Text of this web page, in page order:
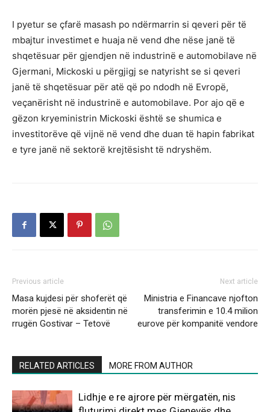
I pyetur se çfarë masash po ndërmarrin si qeveri për të
mbajtur investimet e huaja në vend dhe nëse janë të
shqetësuar për gjendjen në industrinë e automobilave në
Gjermani, Mickoski u përgjigj se natyrisht se si qeveri
janë të shqetësuar për atë që po ndodh në Evropë,
veçanërisht në industrinë e automobilave. Por ajo që e
gëzon kryeministrin Mickoski është se shumica e
investitorëve që vijnë në vend dhe duan të hapin fabrikat
e tyre janë në sektorë krejtësisht të ndryshëm.
Previous article
Masa kujdesi për shoferët që
morën pjesë në aksidentin në
rrugën Gostivar – Tetovë
Next article
Ministria e Financave njofton
transferimin e 10.4 milion
eurove për kompanitë vendore
RELATED ARTICLES MORE FROM AUTHOR
Lidhje e re ajrore për mërgatën, nis